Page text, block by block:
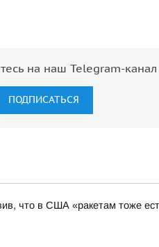
на наш Telegram-канал
ПОДПИСАТЬСЯ
что в США «ракетам тоже